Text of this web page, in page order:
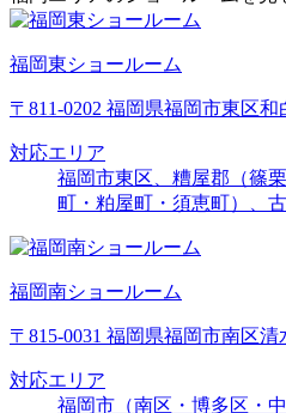
福岡東ショールーム
〒811-0202 福岡県福岡市東区和
対応エリア
福岡市東区、糟屋郡（篠
町・粕屋町・須恵町）、
福岡南ショールーム
〒815-0031 福岡県福岡市南区清
対応エリア
福岡市（南区・博多区・